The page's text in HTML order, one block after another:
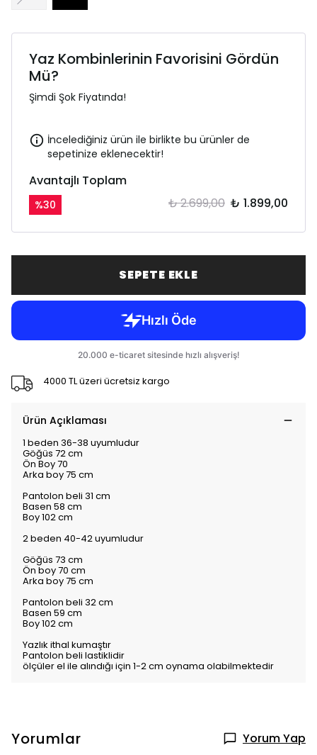
Yaz Kombinlerinin Favorisini Gördün
Mü?
Şimdi Şok Fiyatında!
İncelediğiniz ürün ile birlikte bu ürünler de
sepetinize eklenecektir!
Avantajlı Toplam
%30 ₺ 2.699,00 ₺ 1.899,00
SEPETE EKLE
4000 TL üzeri ücretsiz kargo
Ürün Açıklaması
1 beden 36-38 uyumludur
Göğüs 72 cm
Ön Boy 70
Arka boy 75 cm
Pantolon beli 31 cm
Basen 58 cm
Boy 102 cm
2 beden 40-42 uyumludur
Göğüs 73 cm
Ön boy 70 cm
Arka boy 75 cm
Pantolon beli 32 cm
Basen 59 cm
Boy 102 cm
Yazlık ithal kumaştır
Pantolon beli lastiklidir
ölçüler el ile alındığı için 1-2 cm oynama olabilmektedir
Yorumlar Yorum Yap